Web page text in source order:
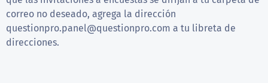
correo no deseado, agrega la dirección
questionpro.panel@questionpro.com a tu libreta de
direcciones.